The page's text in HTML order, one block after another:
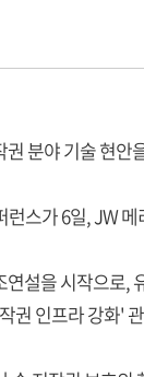
분야 기술 현안
스가 6일, JW
설을 시작으로,
권 인프라 강화'